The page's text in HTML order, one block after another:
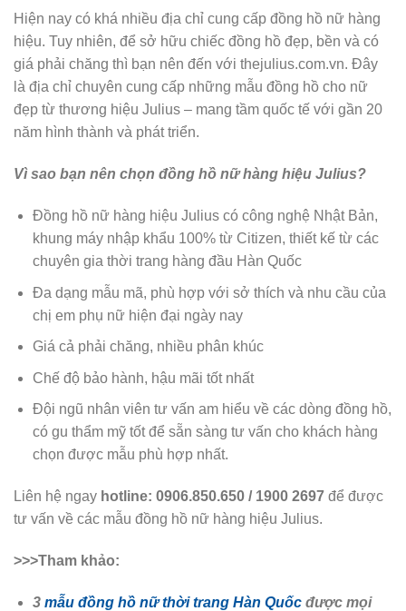
Hiện nay có khá nhiều địa chỉ cung cấp đồng hồ nữ hàng
hiệu. Tuy nhiên, để sở hữu chiếc đồng hồ đẹp, bền và có
giá phải chăng thì bạn nên đến với thejulius.com.vn. Đây
là địa chỉ chuyên cung cấp những mẫu đồng hồ cho nữ
đẹp từ thương hiệu Julius – mang tầm quốc tế với gần 20
năm hình thành và phát triển.
Vì sao bạn nên chọn đồng hồ nữ hàng hiệu Julius?
Đồng hồ nữ hàng hiệu Julius có công nghệ Nhật Bản,
khung máy nhập khẩu 100% từ Citizen, thiết kế từ các
chuyên gia thời trang hàng đầu Hàn Quốc
Đa dạng mẫu mã, phù hợp với sở thích và nhu cầu của
chị em phụ nữ hiện đại ngày nay
Giá cả phải chăng, nhiều phân khúc
Chế độ bảo hành, hậu mãi tốt nhất
Đội ngũ nhân viên tư vấn am hiểu về các dòng đồng hồ,
có gu thẩm mỹ tốt để sẵn sàng tư vấn cho khách hàng
chọn được mẫu phù hợp nhất.
Liên hệ ngay hotline: 0906.850.650 / 1900 2697 để được
tư vấn về các mẫu đồng hồ nữ hàng hiệu Julius.
>>>Tham khảo:
3 mẫu đồng hồ nữ thời trang Hàn Quốcđược mọi